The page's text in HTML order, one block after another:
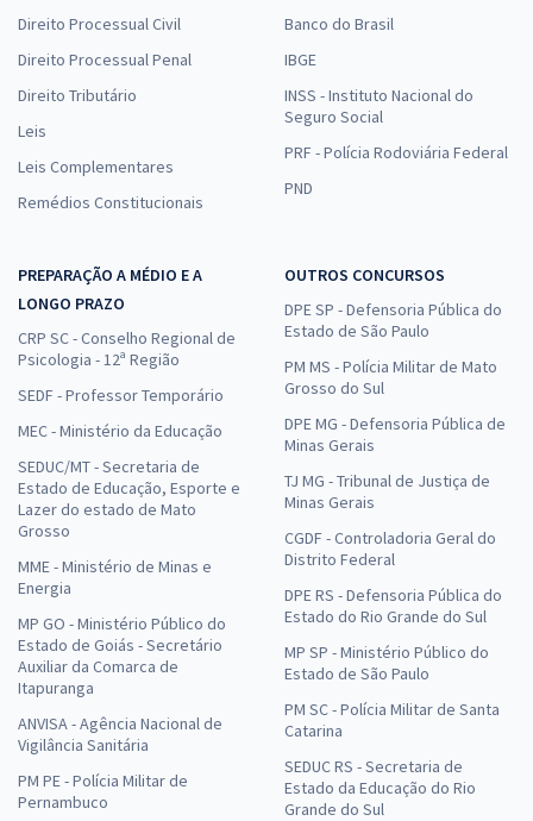
Direito Processual Civil
Direito Processual Penal
Direito Tributário
Leis
Leis Complementares
Remédios Constitucionais
Banco do Brasil
IBGE
INSS - Instituto Nacional do
Seguro Social
PRF - Polícia Rodoviária Federal
PND
PREPARAÇÃO A MÉDIO E A
LONGO PRAZO
CRP SC - Conselho Regional de
Psicologia - 12ª Região
SEDF - Professor Temporário
MEC - Ministério da Educação
SEDUC/MT - Secretaria de
Estado de Educação, Esporte e
Lazer do estado de Mato
Grosso
MME - Ministério de Minas e
Energia
MP GO - Ministério Público do
Estado de Goiás - Secretário
Auxiliar da Comarca de
Itapuranga
ANVISA - Agência Nacional de
Vigilância Sanitária
PM PE - Polícia Militar de
Pernambuco
OUTROS CONCURSOS
DPE SP - Defensoria Pública do
Estado de São Paulo
PM MS - Polícia Militar de Mato
Grosso do Sul
DPE MG - Defensoria Pública de
Minas Gerais
TJ MG - Tribunal de Justiça de
Minas Gerais
CGDF - Controladoria Geral do
Distrito Federal
DPE RS - Defensoria Pública do
Estado do Rio Grande do Sul
MP SP - Ministério Público do
Estado de São Paulo
PM SC - Polícia Militar de Santa
Catarina
SEDUC RS - Secretaria de
Estado da Educação do Rio
Grande do Sul